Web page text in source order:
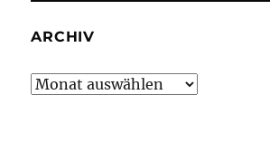
ARCHIV
Archiv